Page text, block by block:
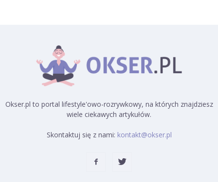
Okser.pl to portal lifestyle'owo-rozrywkowy, na których znajdziesz
wiele ciekawych artykułów.
Skontaktuj się z nami: kontakt@okser.pl